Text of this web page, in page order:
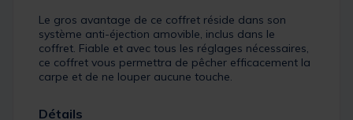
Le gros avantage de ce coffret réside dans son
système anti-éjection amovible, inclus dans le
coffret. Fiable et avec tous les réglages nécessaires,
ce coffret vous permettra de pêcher efficacement la
carpe et de ne louper aucune touche.
Détails